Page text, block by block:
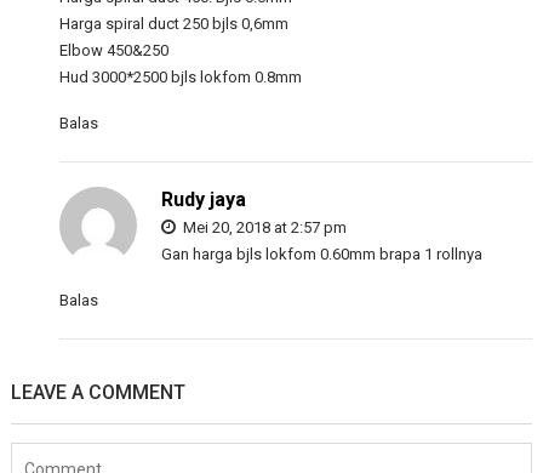
Harga spiral duct 250 bjls 0,6mm
Elbow 450&250
Hud 3000*2500 bjls lokfom 0.8mm
Balas
Rudy jaya
Mei 20, 2018 at 2:57 pm
Gan harga bjls lokfom 0.60mm brapa 1 rollnya
Balas
LEAVE A COMMENT